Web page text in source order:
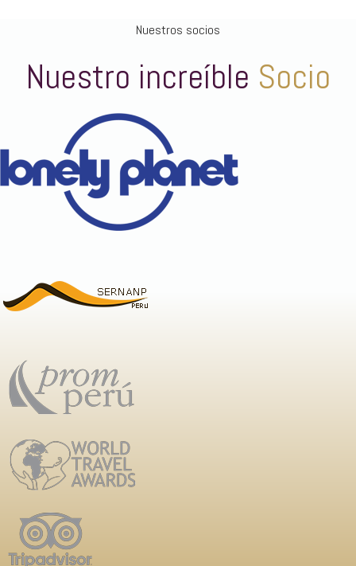
Nuestros socios
Nuestro increíble Socio